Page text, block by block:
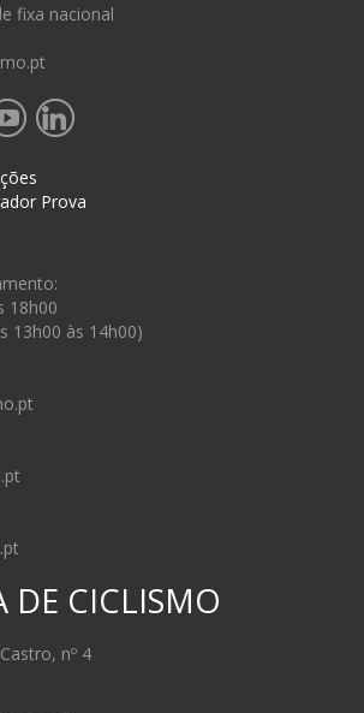
fixa nacional
Prova
18h00
13h00 às 14h00)
DE CICLISMO
nº 4